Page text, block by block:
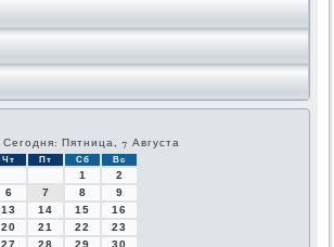
Сегодня: Пятница, 7 Августа
Чт Пт Сб Вс
1
2
6 7 8
9
13 14 15
16
20 21 22
23
27 28 29
30